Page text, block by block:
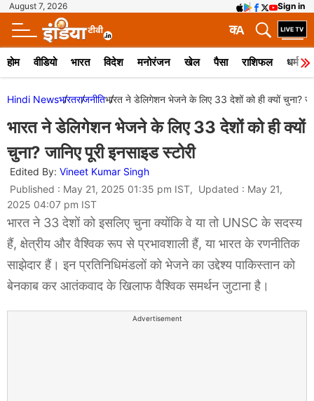
August 7, 2026 Sign in
A
क
होम वीडियो भारत विदेश मनोरंजन खेल पैसा राशिफल धर्म
Hindi Newsभारतराजनीतिभारत ने डेलिगेशन भेजने के लिए 33 देशों को ही क्यों चुना?
भारत ने डेलिगेशन भेजने के लिए 33 देशों को ही क्यों
चुना? जानिए पूरी इनसाइड स्टोरी
Edited By: Vineet Kumar Singh
Published : May 21, 2025 01:35 pm IST, Updated : May 21,
2025 04:07 pm IST
भारत ने 33 देशों को इसलिए चुना क्योंकि वे या तो UNSC के सदस्य
हैं, क्षेत्रीय और वैश्विक रूप से प्रभावशाली हैं, या भारत के रणनीतिक
साझेदार हैं। इन प्रतिनिधिमंडलों को भेजने का उद्देश्य पाकिस्तान को
बेनकाब कर आतंकवाद के खिलाफ वैश्विक समर्थन जुटाना है।
Advertisement